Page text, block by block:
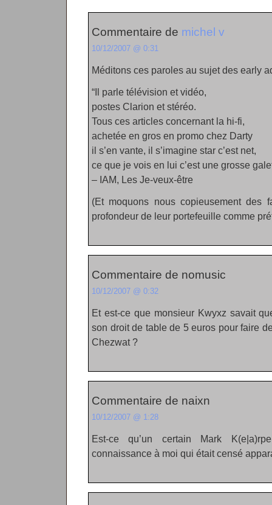
Commentaire de michel v
10/12/2007 @ 0:31
Méditons ces paroles au sujet des early
“Il parle télévision et vidéo,
postes Clarion et stéréo.
Tous ces articles concernant la hi-fi,
achetée en gros en promo chez Darty
il s’en vante, il s’imagine star c’est net,
ce que je vois en lui c’est une grosse
– IAM, Les Je-veux-être
(Et moquons nous copieusement des
profondeur de leur portefeuille comme
Commentaire de nomusic
10/12/2007 @ 0:32
Et est-ce que monsieur Kwyxz savait
son droit de table de 5 euros pour faire
Chezwat ?
Commentaire de naixn
10/12/2007 @ 1:28
Est-ce qu’un certain Mark
connaissance à moi qui était censé